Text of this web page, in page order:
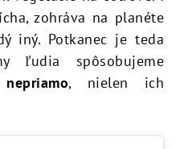
zohráva na planéte
iný. Potkanec je teda
ľudia spôsobujeme
nepriamo, nielen ich